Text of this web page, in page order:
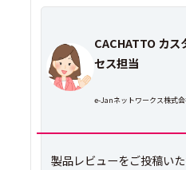
CACHATTO カス
セス担当
e-Janネットワークス株式
製品レビューをご投稿い